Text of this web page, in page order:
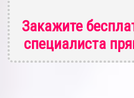
Закажите
специалиста